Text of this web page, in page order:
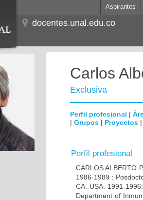
Aspirantes
docentes.unal.edu.co
Carlos
Exclusiva
Perfil profesional |
| Grupos | Proyectos
Perfil profesional
CARLOS ALBERTO
1986-1989 :
CA. USA. 1991-
Department of